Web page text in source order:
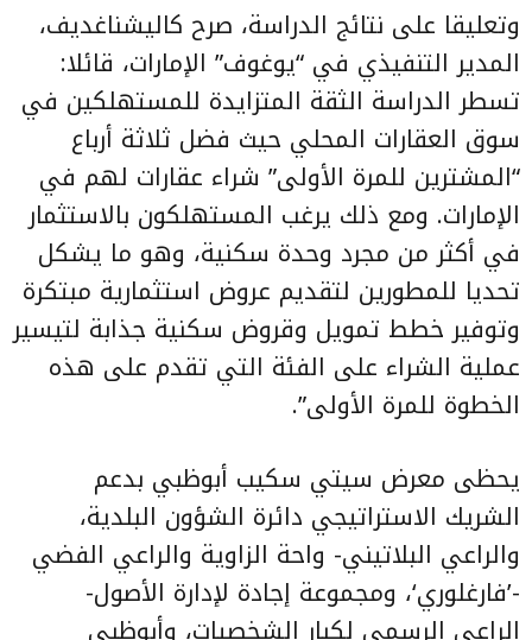
وتعليقا على نتائج الدراسة، صرح كاليشناغديف،
المدير التنفيذي في “يوغوف” الإمارات، قائلا:
تسطر الدراسة الثقة المتزايدة للمستهلكين في
سوق العقارات المحلي حيث فضل ثلاثة أرباع
“المشترين للمرة الأولى” شراء عقارات لهم في
الإمارات. ومع ذلك يرغب المستهلكون بالاستثمار
في أكثر من مجرد وحدة سكنية، وهو ما يشكل
تحديا للمطورين لتقديم عروض استثمارية مبتكرة
وتوفير خطط تمويل وقروض سكنية جذابة لتيسير
عملية الشراء على الفئة التي تقدم على هذه
الخطوة للمرة الأولى”.
يحظى معرض سيتي سكيب أبوظبي بدعم
الشريك الاستراتيجي دائرة الشؤون البلدية،
والراعي البلاتيني- واحة الزاوية والراعي الفضي
-’فارغلوري‘، ومجموعة إجادة لإدارة الأصول-
الراعي الرسمي لكبار الشخصيات، وأبوظبي